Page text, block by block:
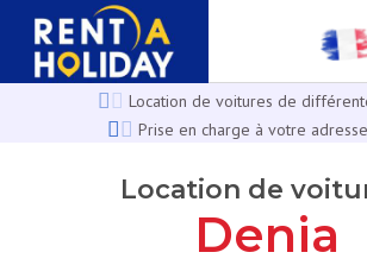
Location de voitures de
Prise en charge à votre
Location de
Denia